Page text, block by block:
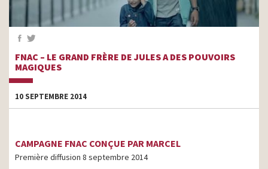
FNAC – LE GRAND FRÈRE DE JULES A DES POUVOIRS
MAGIQUES
10 SEPTEMBRE 2014
CAMPAGNE FNAC CONÇUE PAR MARCEL
Première diffusion 8 septembre 2014